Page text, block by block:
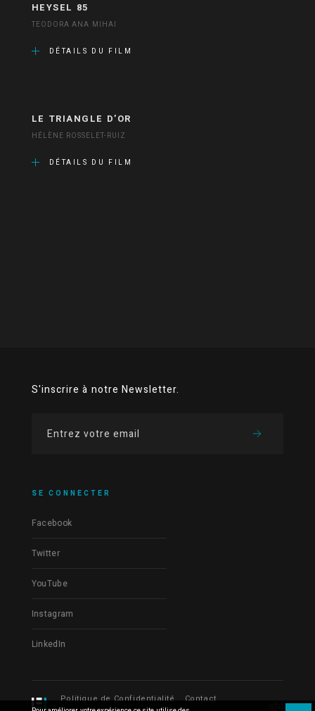
HEYSEL 85
TEODORA ANA MIHAI
DÉTAILS DU FILM
LE TRIANGLE D’OR
HÉLÈNE ROSSELET-RUIZ
DÉTAILS DU FILM
S'inscrire à notre Newsletter.
SE CONNECTER
Facebook
Twitter
YouTube
Instagram
LinkedIn
Politique de Confidentialité
Contact